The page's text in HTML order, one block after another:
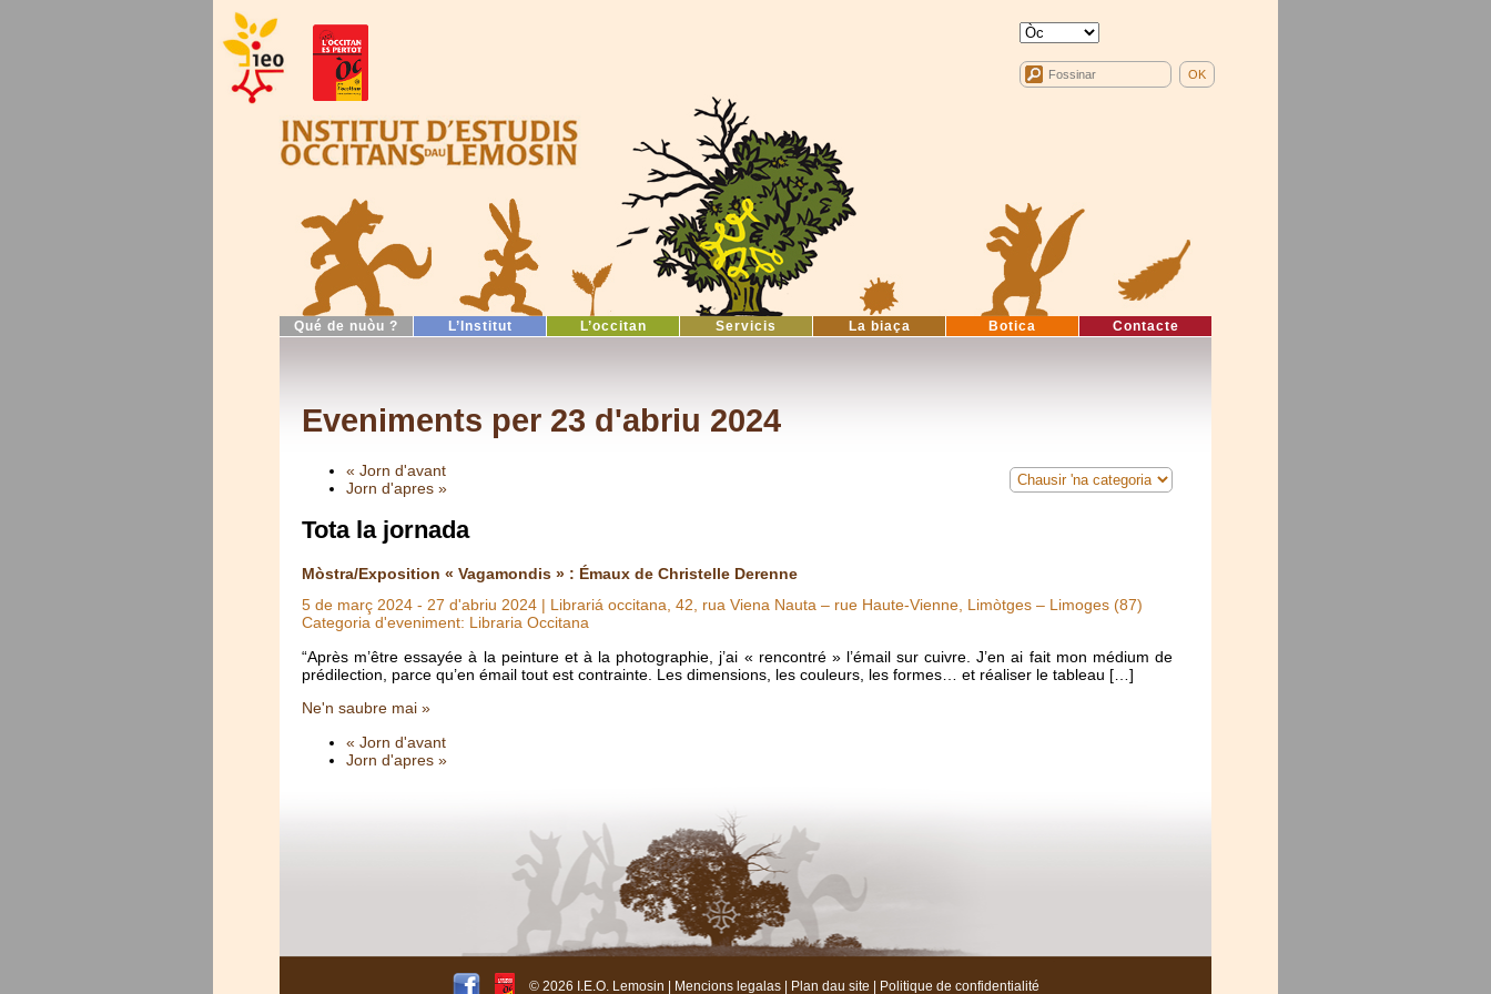
Qué de nuòu ? L’Institut L’occitan Servicis La biaça Botica Contacte
Eveniments per 23 d'abriu 2024
« Jorn d'avant
Jorn d'apres »
Tota la jornada
Mòstra/Exposition « Vagamondis » : Émaux de Christelle Derenne
5 de març 2024 - 27 d'abriu 2024 | Librariá occitana, 42, rua Viena Nauta – rue Haute-Vienne, Limòtges – Limoges (87)
Categoria d'eveniment: Libraria Occitana
“Après m’être essayée à la peinture et à la photographie, j’ai « rencontré » l’émail sur cuivre. J’en ai fait mon médium de
prédilection, parce qu’en émail tout est contrainte. Les dimensions, les couleurs, les formes… et réaliser le tableau […]
Ne'n saubre mai »
« Jorn d'avant
Jorn d'apres »
© 2026 I.E.O. Lemosin | Mencions legalas| Plan dau site | Politique de confidentialité